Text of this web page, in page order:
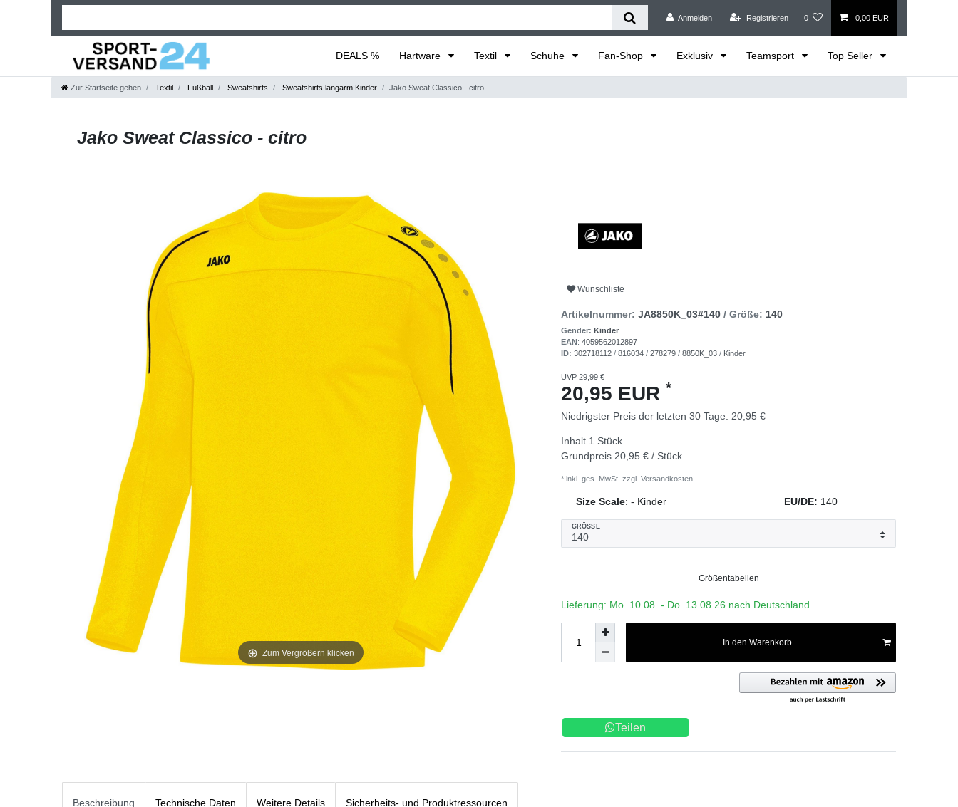
Anmelden Registrieren 0 0,00 EUR
DEALS % Hartware Textil Schuhe Fan-Shop Exklusiv Teamsport Top Seller
Zur Startseite gehen Textil Fußball Sweatshirts Sweatshirts langarm Kinder Jako Sweat Classico - citro
Jako Sweat Classico - citro
Zum Vergrößern klicken
Wunschliste
Artikelnummer: JA8850K_03#140 / Größe: 140
Gender: Kinder
EAN: 4059562012897
ID: 302718112 / 816034 / 278279 / 8850K_03 / Kinder
UVP 29,99 €
20,95 EUR *
Niedrigster Preis der letzten 30 Tage: 20,95 €
Inhalt 1 Stück
Grundpreis 20,95 € / Stück
* inkl. ges. MwSt. zzgl. Versandkosten
Size Scale: - Kinder EU/DE: 140
GRÖSSE
Größentabellen
Lieferung: Mo. 10.08. - Do. 13.08.26 nach Deutschland
In den Warenkorb
Teilen
Beschreibung Technische Daten Weitere Details Sicherheits- und Produktressourcen